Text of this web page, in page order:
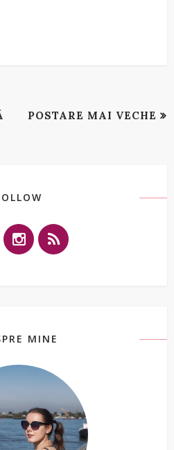
POSTARE MAI VECHE
MINE